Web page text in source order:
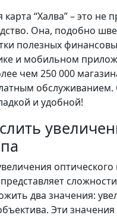
“Халва” – это не
Она, подобно
полезных
и мобильном
чем 250 000
и удобной!
два значения:
Эти значения